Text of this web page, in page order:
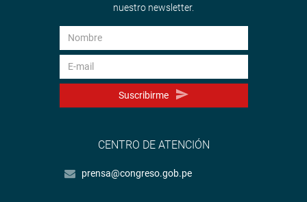
nuestro newsletter.
Suscribirme
CENTRO DE ATENCIÓN
prensa@congreso.gob.pe